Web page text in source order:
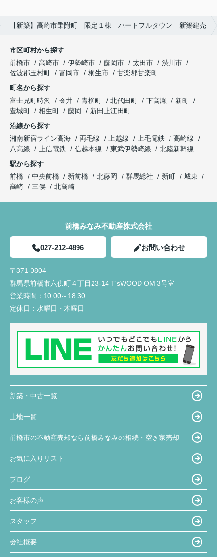
【新築】高崎市乗附町 限定１棟 ハートフルタウン 新築建売
市区町村から探す
前橋市
高崎市 伊勢崎市 藤岡市 太田市
渋川市
佐波郡玉村町
富岡市 桐生市
甘楽郡甘楽町
町名から探す
富士見町時沢
金井 青柳町 北代田町 下高瀬
新町
豊城町
相生町 藤岡
新田上江田町
沿線から探す
湘南新宿ライン高海
両毛線 上越線 上毛電鉄
高崎線
八高線
上信電鉄 信越本線 東武伊勢崎線
北陸新幹線
駅から探す
前橋
中央前橋 新前橋 北藤岡 群馬総社 新町
城東
高崎
三俣 北高崎
前橋みなみ不動産株式会社
027-212-4896 お問い合わせ
〒371-0804
群馬県前橋市六供町４丁目23‐14 T'sWOOD OM 3号室
営業時間： 10:00～18:30
定休日： 水曜日・木曜日
新築・中古一覧
土地一覧
前橋市の不動産売却なら前橋みなみの相続・空き家売却
お気に入りリスト
ブログ
お客様の声
スタッフ
会社概要